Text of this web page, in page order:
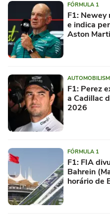
FÓRMULA 1
F1: Newey
e indica
Aston
F1: Perez
a Cadillac
2026
FÓRMULA 1
F1: FIA
Bahrein
horário de